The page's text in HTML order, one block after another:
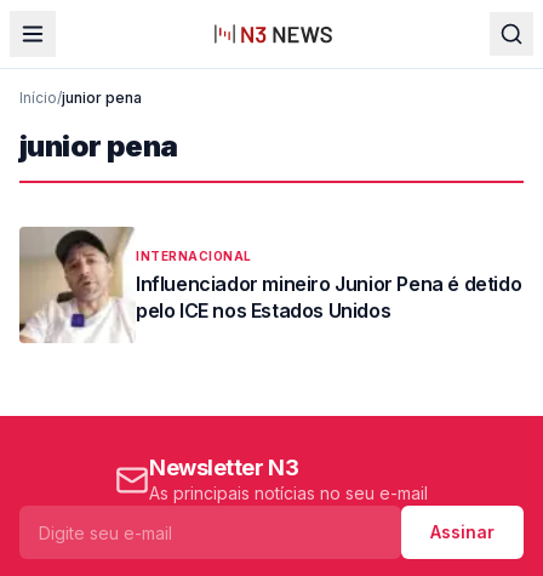
Início/junior pena
junior pena
INTERNACIONAL
Influenciador mineiro Junior Pena é detido
pelo ICE nos Estados Unidos
Newsletter N3
As principais notícias no seu e-mail
Assinar